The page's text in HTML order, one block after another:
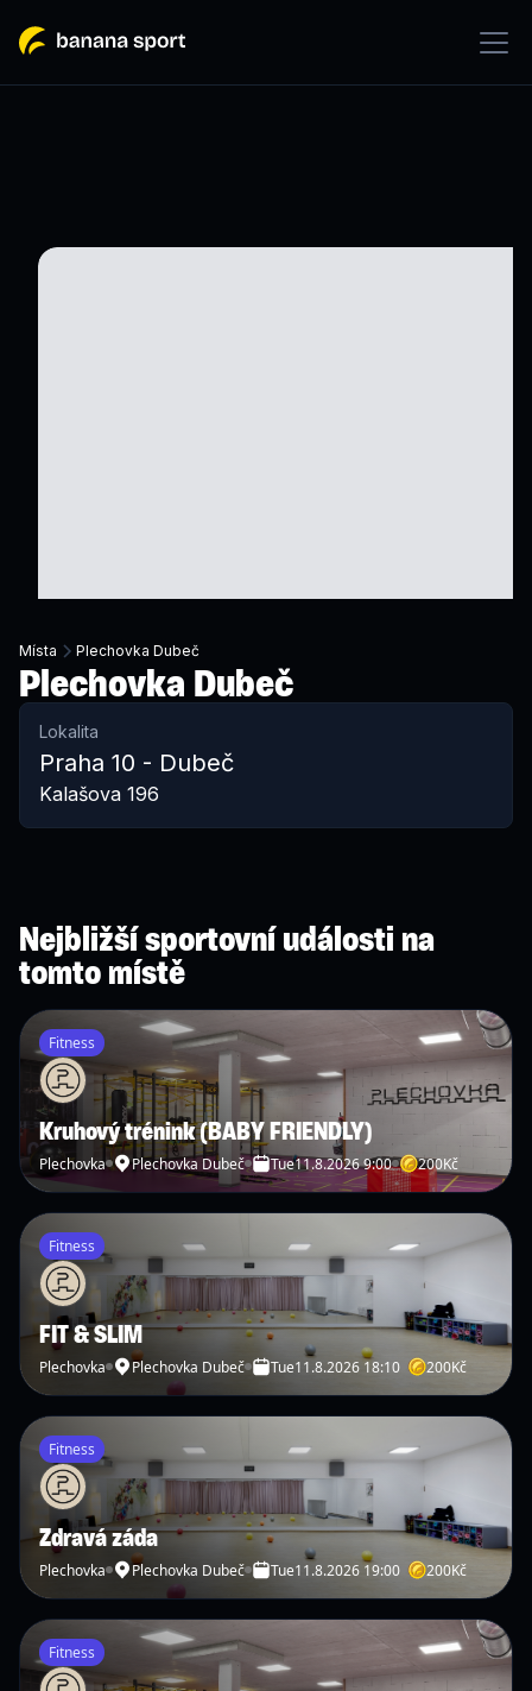
Místa Plechovka Dubeč
Plechovka Dubeč
Lokalita
Praha 10 - Dubeč
Kalašova 196
Nejbližší sportovní události na
tomto místě
Fitness
Kruhový trénink (BABY FRIENDLY)
Plechovka Plechovka Dubeč Tue11.8.2026 9:00 200Kč
Fitness
FIT & SLIM
Plechovka Plechovka Dubeč Tue11.8.2026 18:10 200Kč
Fitness
Zdravá záda
Plechovka Plechovka Dubeč Tue11.8.2026 19:00 200Kč
Fitness